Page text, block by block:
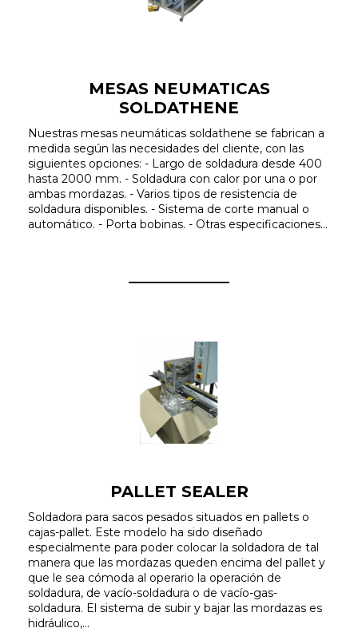
MESAS NEUMATICAS
SOLDATHENE
Nuestras mesas neumáticas soldathene se fabrican a
medida según las necesidades del cliente, con las
siguientes opciones: - Largo de soldadura desde 400
hasta 2000 mm. - Soldadura con calor por una o por
ambas mordazas. - Varios tipos de resistencia de
soldadura disponibles. - Sistema de corte manual o
automático. - Porta bobinas. - Otras especificaciones...
PALLET SEALER
Soldadora para sacos pesados situados en pallets o
cajas-pallet. Este modelo ha sido diseñado
especialmente para poder colocar la soldadora de tal
manera que las mordazas queden encima del pallet y
que le sea cómoda al operario la operación de
soldadura, de vacío-soldadura o de vacío-gas-
soldadura. El sistema de subir y bajar las mordazas es
hidráulico,...